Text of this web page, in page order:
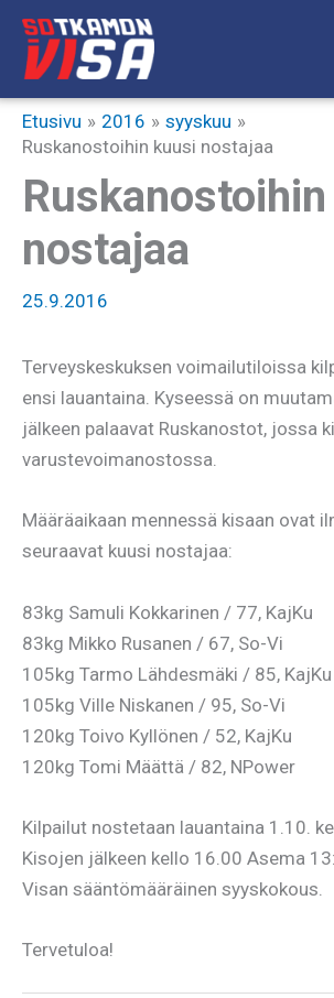
Siirry
sisältöön
Etusivu 2016
syyskuu
Ruskanostoihin kuusi nostajaa
nostajaa
25.9.2016
Terveyskeskuksen voimailutiloissa
ensi lauantaina. Kyseessä on
jälkeen palaavat Ruskanostot, jossa
varustevoimanostossa.
Määräaikaan mennessä kisaan ovat
seuraavat kuusi nostajaa:
83kg Samuli Kokkarinen / 77, KajKu
83kg Mikko Rusanen / 67, So-Vi
105kg Tarmo Lähdesmäki / 85, KajKu
105kg Ville Niskanen / 95, So-Vi
120kg Toivo Kyllönen / 52, KajKu
120kg Tomi Määttä / 82, NPower
Kilpailut nostetaan lauantaina 1.10.
Kisojen jälkeen kello 16.00 Asema
Visan sääntömääräinen syyskokous.
Tervetuloa!